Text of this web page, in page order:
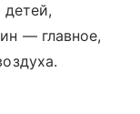
детей,
— главное,